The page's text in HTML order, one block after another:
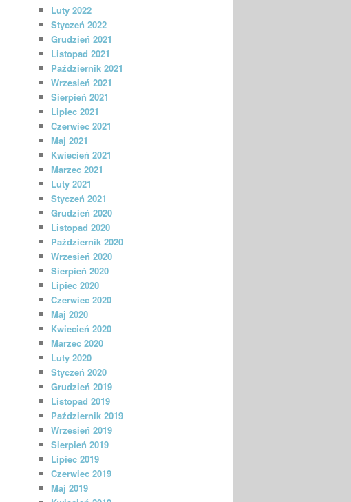
Luty 2022
Styczeń 2022
Grudzień 2021
Listopad 2021
Październik 2021
Wrzesień 2021
Sierpień 2021
Lipiec 2021
Czerwiec 2021
Maj 2021
Kwiecień 2021
Marzec 2021
Luty 2021
Styczeń 2021
Grudzień 2020
Listopad 2020
Październik 2020
Wrzesień 2020
Sierpień 2020
Lipiec 2020
Czerwiec 2020
Maj 2020
Kwiecień 2020
Marzec 2020
Luty 2020
Styczeń 2020
Grudzień 2019
Listopad 2019
Październik 2019
Wrzesień 2019
Sierpień 2019
Lipiec 2019
Czerwiec 2019
Maj 2019